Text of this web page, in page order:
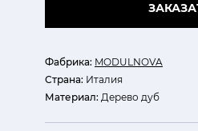
Фабрика: MODULNOVA
Страна: Италия
Материал: Дерево дуб